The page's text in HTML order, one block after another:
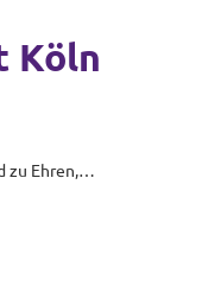
Shop
Köln